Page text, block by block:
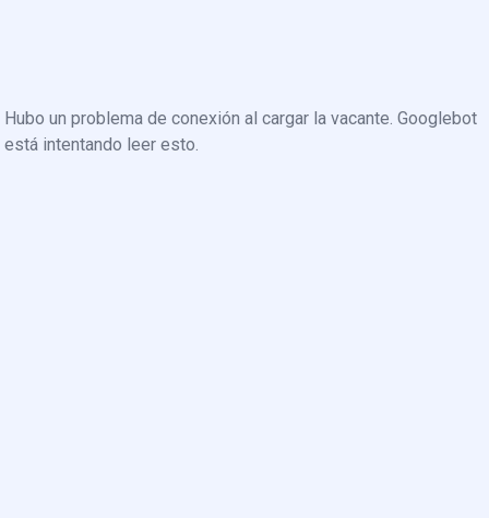
Hubo un problema de conexión al cargar la vacante. Googlebot
está intentando leer esto.